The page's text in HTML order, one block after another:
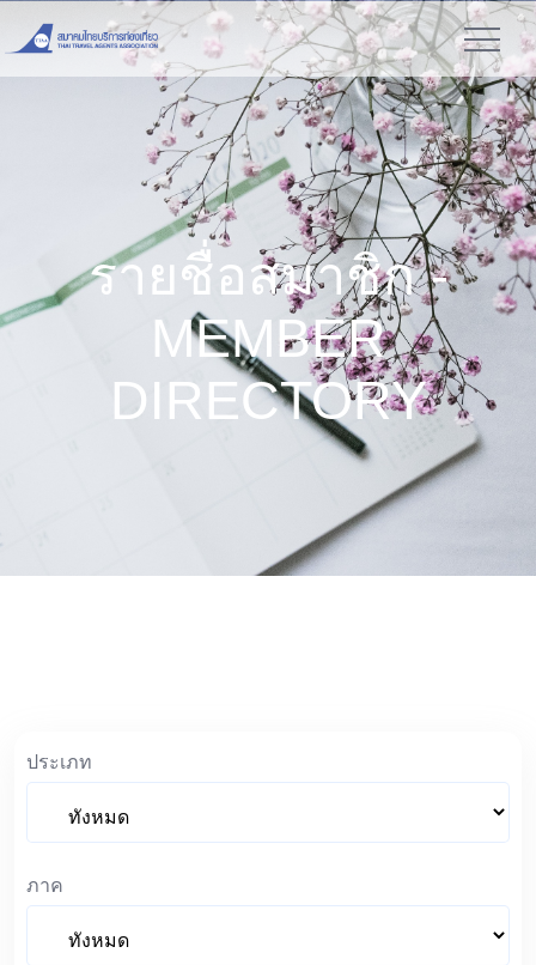
รายชื่อสมาชิก -
MEMBER
DIRECTORY
ประเภท
ภาค